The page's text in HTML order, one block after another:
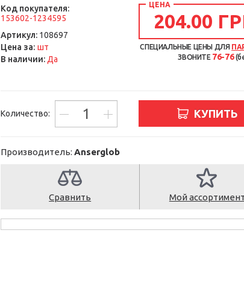
Код покупателя:
153602-1234595
Артикул: 108697
Цена за: шт
В наличии: Да
ЦЕНА
204.00
СПЕЦИАЛЬНЫЕ ЦЕНЫ ДЛЯ
ЗВОНИТЕ 76-76
Количество: КУПИТЬ
Производитель: Anserglob
Сравнить Мой ассортимент